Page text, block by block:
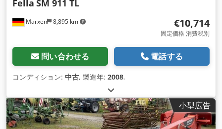
Marxen 8,895 km
Fella SM 911 TL
€10,714
固定価格 消費税別
問い合わせる 電話する
コンディション: 中古, 製造年: 2008,
小型広告